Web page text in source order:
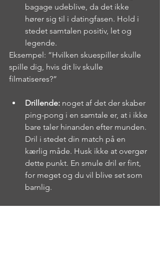
bagage udeblive, da det ikke
hører sig til i datingfasen. Hold i
stedet samtalen positiv, let og
legende.
Eksempel: ”Hvilken skuespiller skulle
spille dig, hvis dit liv skulle
filmatiseres?”
Drillende: noget af det der skaber
ping-pong i en samtale er, at i ikke
bare taler hinanden efter munden.
Dril i stedet din match på en
kærlig måde. Husk ikke at overgør
dette punkt. En smule dril er fint,
for meget og du vil blive set som
barnlig.